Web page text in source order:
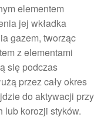
elementem
jej wkładka
gazem, tworząc
z elementami
się podczas
przez cały okres
do aktywacji przy
lub korozji styków.